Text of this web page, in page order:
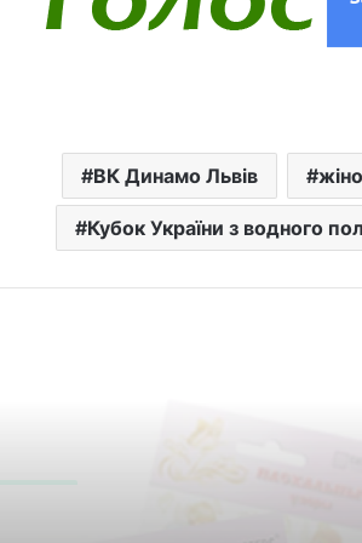
ВК Динамо Львів
Кубок України з водного